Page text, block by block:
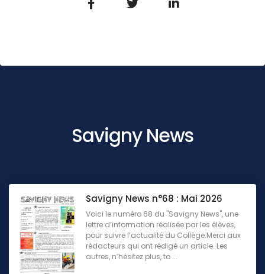
Savigny News
Savigny News n°68 : Mai 2026
Voici le numéro 68 du "Savigny News", une
lettre d’information réalisée par les élèves,
pour suivre l’actualité du Collège.Merci aux
rédacteurs qui ont rédigé un article. Les
autres, n’hésitez plus, to ...